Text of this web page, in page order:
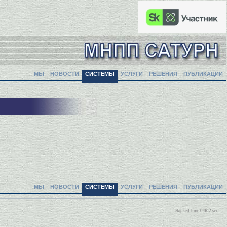
МЫ НОВОСТИ СИСТЕМЫ УСЛУГИ РЕШЕНИЯ ПУБЛИКАЦИИ
МЫ НОВОСТИ СИСТЕМЫ УСЛУГИ РЕШЕНИЯ ПУБЛИКАЦИИ
elapsed time 0.002 sec